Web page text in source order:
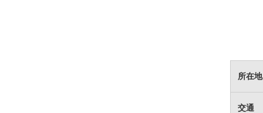
所在地
交通